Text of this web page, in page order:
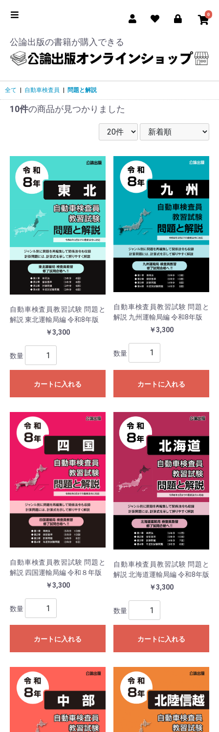
0
公論出版の書籍が購入できる
全て 自動車検査員 問題と解説
10件の商品が見つかりました
自動車検査員教習試験 問題と
解説 東北運輸局編 令和8年版
￥3,300
数量
カートに入れる
自動車検査員教習試験 問題と
解説 九州運輸局編 令和8年版
￥3,300
数量
カートに入れる
自動車検査員教習試験 問題と
解説 四国運輸局編 令和８年版
￥3,300
数量
カートに入れる
自動車検査員教習試験 問題と
解説 北海道運輸局編 令和8年版
￥3,300
数量
カートに入れる